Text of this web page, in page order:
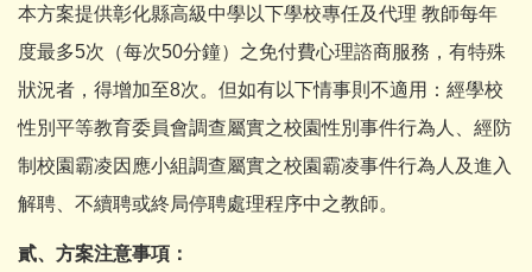
本方案提供彰化縣高級中學以下學校專任及代理 教師每年
度最多5次（每次50分鐘）之免付費心理諮商服務，有特殊
狀況者，得增加至8次。但如有以下情事則不適用：經學校
性別平等教育委員會調查屬實之校園性別事件行為人、經防
制校園霸凌因應小組調查屬實之校園霸凌事件行為人及進入
解聘、不續聘或終局停聘處理程序中之教師。
貳、方案注意事項：